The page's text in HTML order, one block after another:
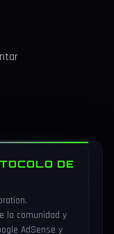
DE
la comunidad y
AdSense y